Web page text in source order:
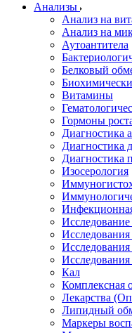
Анализы
Анализ на
Анализ на
Аутоантитела
Белковый
Витамины
Гормоны
Диагностика
Диагностика
Диагностика
Изосерология
Исследование
Кал
Комплексная
Лекарства
Липидный
Маркеры